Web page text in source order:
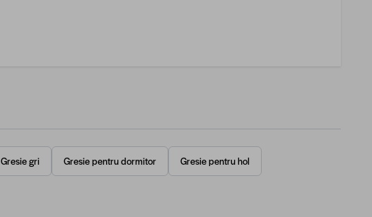
Gresie gri Gresie pentru dormitor Gresie pentru hol